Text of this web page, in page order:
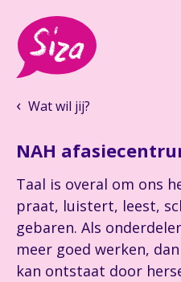
Wat wil jij?
NAH
Taal is overal om ons
praat, luistert, leest,
gebaren. Als
meer goed werken,
kan ontstaat door